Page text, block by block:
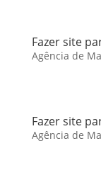
Fazer site
Agência de
Fazer site
Agência de